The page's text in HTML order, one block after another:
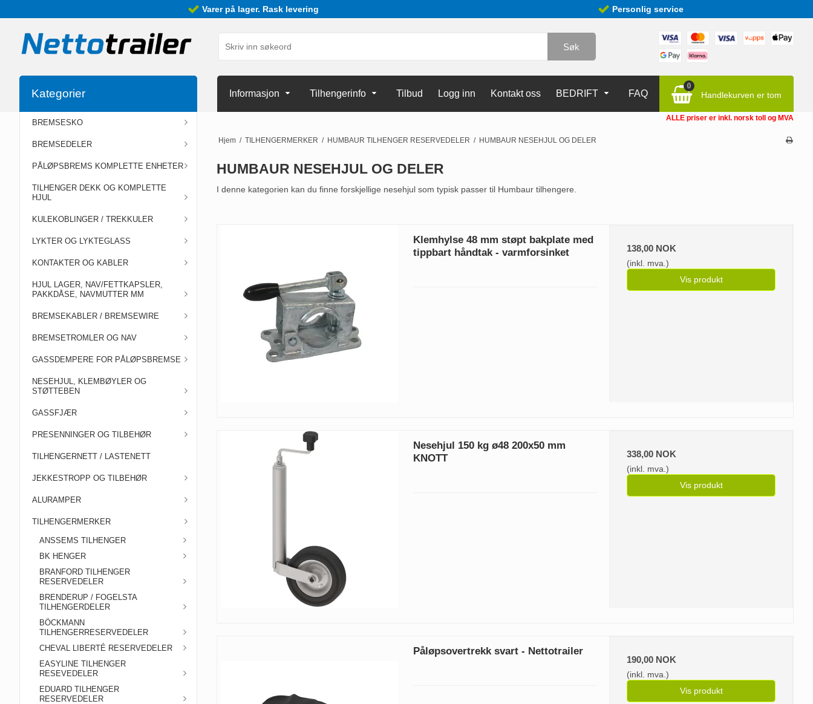
Varer på lager. Rask levering Personlig service
Søk
0
Handlekurven er tom
Informasjon Tilhengerinfo Tilbud Logg inn Kontakt oss BEDRIFT FAQ
Kategorier
BREMSESKO
BREMSEDELER
PÅLØPSBREMS KOMPLETTE ENHETER
TILHENGER DEKK OG KOMPLETTE
HJUL
KULEKOBLINGER / TREKKULER
LYKTER OG LYKTEGLASS
KONTAKTER OG KABLER
HJUL LAGER, NAV/FETTKAPSLER,
PAKKDÅSE, NAVMUTTER MM
BREMSEKABLER / BREMSEWIRE
BREMSETROMLER OG NAV
GASSDEMPERE FOR PÅLØPSBREMSE
NESEHJUL, KLEMBØYLER OG
STØTTEBEN
GASSFJÆR
PRESENNINGER OG TILBEHØR
TILHENGERNETT / LASTENETT
JEKKESTROPP OG TILBEHØR
ALURAMPER
TILHENGERMERKER
ANSSEMS TILHENGER
BK HENGER
BRANFORD TILHENGER
RESERVEDELER
BRENDERUP / FOGELSTA
TILHENGERDELER
BÖCKMANN
TILHENGERRESERVEDELER
CHEVAL LIBERTÉ RESERVEDELER
EASYLINE TILHENGER
RESEVEDELER
EDUARD TILHENGER
RESERVEDELER
ALLE priser er inkl. norsk toll og MVA
Hjem / TILHENGERMERKER / HUMBAUR TILHENGER RESERVEDELER / HUMBAUR NESEHJUL OG DELER
HUMBAUR NESEHJUL OG DELER
I denne kategorien kan du finne forskjellige nesehjul som typisk passer til Humbaur tilhengere.
Klemhylse 48 mm støpt bakplate med
tippbart håndtak - varmforsinket
138,00 NOK
(inkl. mva.)
Vis produkt
Nesehjul 150 kg ø48 200x50 mm
KNOTT
338,00 NOK
(inkl. mva.)
Vis produkt
Påløpsovertrekk svart - Nettotrailer
190,00 NOK
(inkl. mva.)
Vis produkt